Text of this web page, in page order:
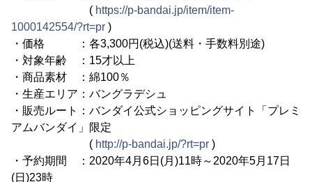
( https://p-bandai.jp/item/item-
1000142554/?rt=pr )
・価格 ：各3,300円(税込)(送料・手数料別途)
・対象年齢 ：15才以上
・商品素材 ：綿100％
・生産エリア：バングラデシュ
・販売ルート：バンダイ公式ショッピングサイト「プレミ
アムバンダイ」限定
( http://p-bandai.jp/?rt=pr )
・予約期間 ：2020年4月6日(月)11時～2020年5月17日
(日)23時